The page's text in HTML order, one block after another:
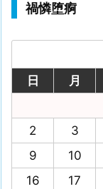
禍憐堕痾
日
月
2
3
9
10
16
17